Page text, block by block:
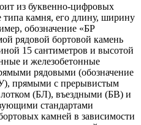
из буквенно-цифровых
типа камня, его длину, ширину
обозначение «БР
рядовой бортовой камень
15 сантиметров и высотой
и железобетонные
рядовыми (обозначение
прямыми с прерывистым
(БЛ), въездными (БВ) и
стандартами
камней в зависимости